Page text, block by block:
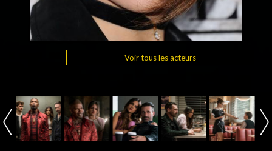
Voir tous les acteurs